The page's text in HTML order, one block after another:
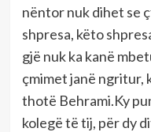
nëntor nuk dihet se
shpresa, këto
gjë nuk ka kanë
çmimet janë ngritur,
thotë Behrami.Ky
kolegë të tij, për dy